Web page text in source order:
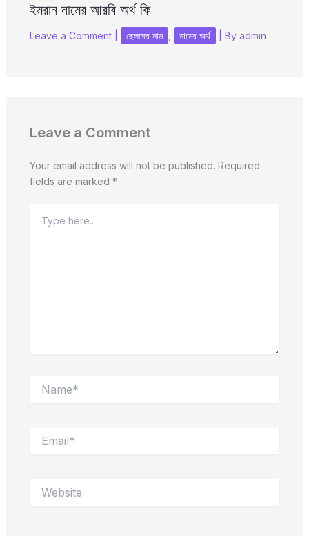
ইমরান নামের আরবি অর্থ কি
Leave a Comment ছেলদের নাম নামের অর্থ | By admin
Leave a Comment
Your email address will not be published. Required
fields are marked *
here..